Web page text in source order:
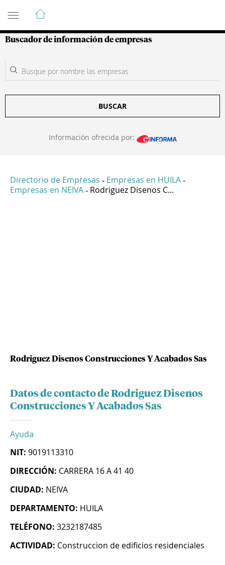
Guía de Empresas Colombianas
Buscador de información de empresas
BUSCAR
Información ofrecida por:
Directorio de Empresas - Empresas en HUILA -
Empresas en NEIVA - Rodriguez Disenos C...
Rodriguez Disenos Construcciones Y Acabados Sas
Datos de contacto de Rodriguez Disenos
Construcciones Y Acabados Sas
Ayuda
NIT: 9019113310
DIRECCIÓN: CARRERA 16 A 41 40
CIUDAD: NEIVA
DEPARTAMENTO: HUILA
TELÉFONO: 3232187485
ACTIVIDAD: Construccion de edificios residenciales